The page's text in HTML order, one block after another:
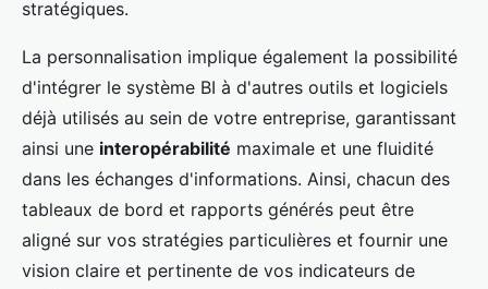
stratégiques.
La personnalisation implique également la possibilité
d'intégrer le système BI à d'autres outils et logiciels
déjà utilisés au sein de votre entreprise, garantissant
ainsi une interopérabilité maximale et une fluidité
dans les échanges d'informations. Ainsi, chacun des
tableaux de bord et rapports générés peut être
aligné sur vos stratégies particulières et fournir une
vision claire et pertinente de vos indicateurs de